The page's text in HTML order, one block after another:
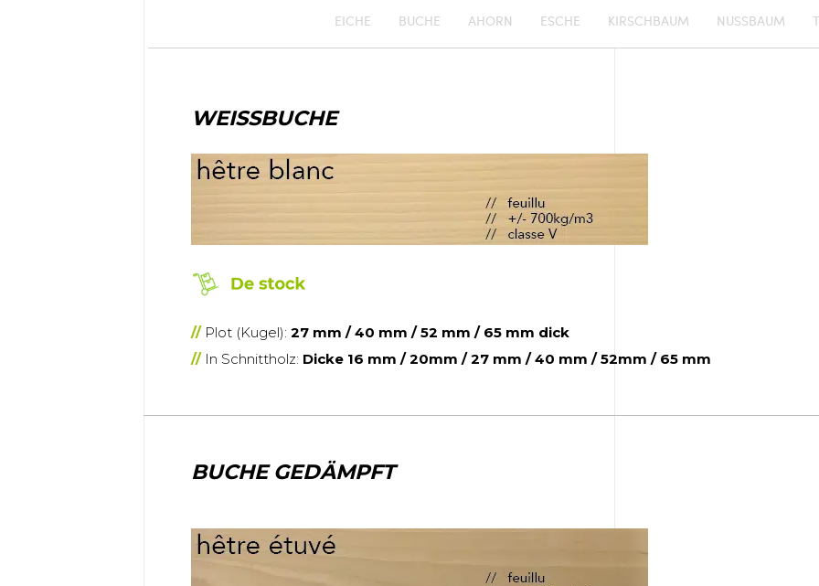
EICHE BUCHE AHORN ESCHE KIRSCHBAUM NUSSBAUM
WEISSBUCHE
Plot (Kugel): 27 mm / 40 mm / 52 mm / 65 mm dick
In Schnittholz: Dicke 16 mm / 20mm / 27 mm / 40 mm / 52mm / 65 mm
BUCHE GEDÄMPFT